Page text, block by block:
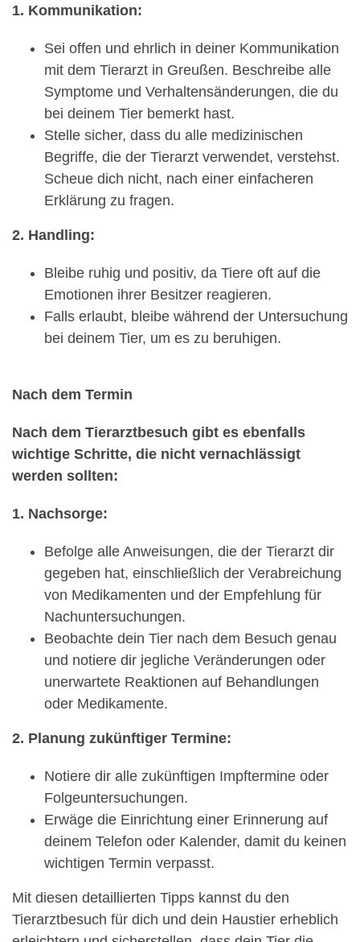
1. Kommunikation:
Sei offen und ehrlich in deiner Kommunikation
mit dem Tierarzt in Greußen. Beschreibe alle
Symptome und Verhaltensänderungen, die du
bei deinem Tier bemerkt hast.
Stelle sicher, dass du alle medizinischen
Begriffe, die der Tierarzt verwendet, verstehst.
Scheue dich nicht, nach einer einfacheren
Erklärung zu fragen.
2. Handling:
Bleibe ruhig und positiv, da Tiere oft auf die
Emotionen ihrer Besitzer reagieren.
Falls erlaubt, bleibe während der Untersuchung
bei deinem Tier, um es zu beruhigen.
Nach dem Termin
Nach dem Tierarztbesuch gibt es ebenfalls
wichtige Schritte, die nicht vernachlässigt
werden sollten:
1. Nachsorge:
Befolge alle Anweisungen, die der Tierarzt dir
gegeben hat, einschließlich der Verabreichung
von Medikamenten und der Empfehlung für
Nachuntersuchungen.
Beobachte dein Tier nach dem Besuch genau
und notiere dir jegliche Veränderungen oder
unerwartete Reaktionen auf Behandlungen
oder Medikamente.
2. Planung zukünftiger Termine:
Notiere dir alle zukünftigen Impftermine oder
Folgeuntersuchungen.
Erwäge die Einrichtung einer Erinnerung auf
deinem Telefon oder Kalender, damit du keinen
wichtigen Termin verpasst.
Mit diesen detaillierten Tipps kannst du den
Tierarztbesuch für dich und dein Haustier erheblich